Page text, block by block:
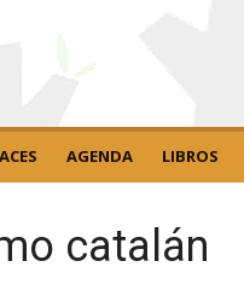
AGENDA LIBROS
catalán